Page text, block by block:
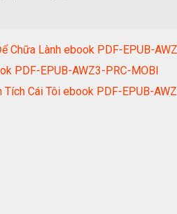
Chữa Lành ebook PDF-EPUB-
PDF-EPUB-AWZ3-PRC-MOBI
Cái Tôi ebook PDF-EPUB-